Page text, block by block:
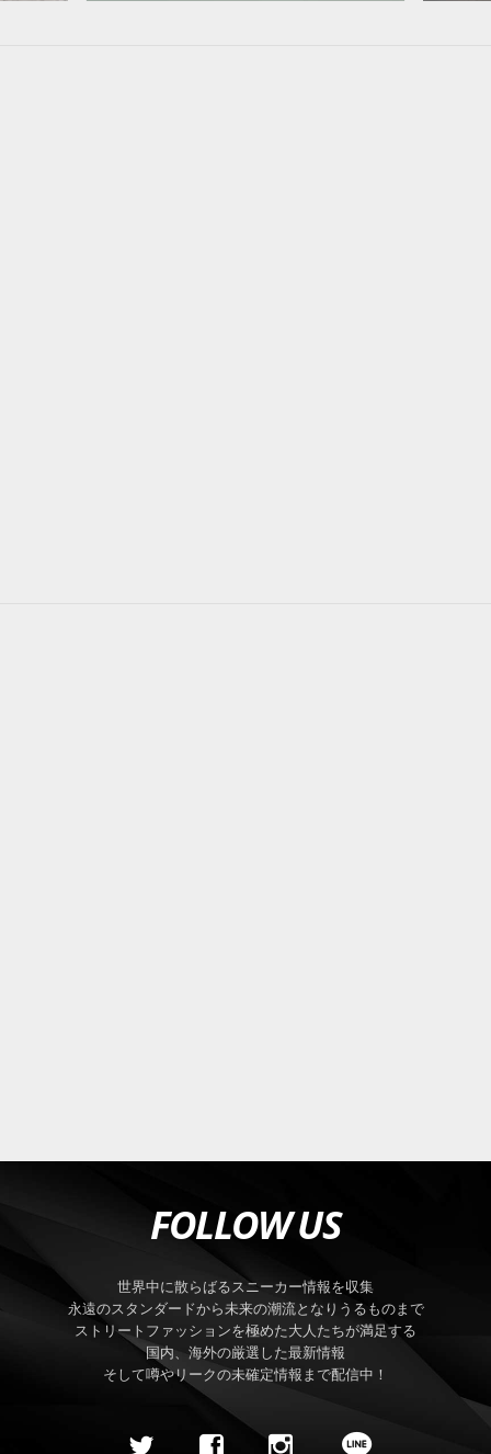
FOLLOW US
世界中に散らばるスニーカー情報を収集
永遠のスタンダードから未来の潮流となりうるものまで
ストリートファッションを極めた大人たちが満足する
国内、海外の厳選した最新情報
そして噂やリークの未確定情報まで配信中！